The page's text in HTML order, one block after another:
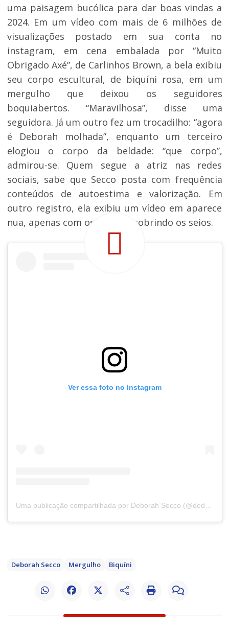
uma paisagem bucólica para dar boas vindas a
2024. Em um vídeo com mais de 6 milhões de
visualizações postado em sua conta no
instagram, em cena embalada por “Muito
Obrigado Axé”, de Carlinhos Brown, a bela exibiu
seu corpo escultural, de biquíni rosa, em um
mergulho que deixou os seguidores
boquiabertos. “Maravilhosa”, disse uma
seguidora. Já um outro fez um trocadilho: “agora
é Deborah molhada”, enquanto um terceiro
elogiou o corpo da beldade: “que corpo”,
admirou-se. Quem segue a atriz nas redes
sociais, sabe que Secco posta com frequência
conteúdos de autoestima e valorização. Em
outro registro, ela exibiu um vídeo em aparece
nua, apenas com os cabelos cobrindo os seios.
Ver essa foto no Instagram
Deborah Secco Mergulho Biquíni